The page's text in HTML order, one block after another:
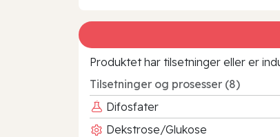
Produktet har tilsetninger eller er
Tilsetninger og prosesser (8)
Difosfater
Dekstrose/Glukose